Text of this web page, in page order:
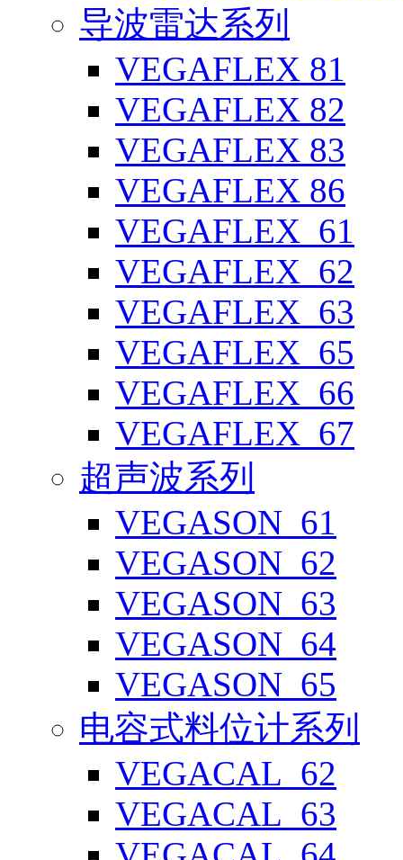
导波雷达系列
VEGAFLEX 81
VEGAFLEX 82
VEGAFLEX 83
VEGAFLEX 86
VEGAFLEX_61
VEGAFLEX_62
VEGAFLEX_63
VEGAFLEX_65
VEGAFLEX_66
VEGAFLEX_67
超声波系列
VEGASON_61
VEGASON_62
VEGASON_63
VEGASON_64
VEGASON_65
电容式料位计系列
VEGACAL_62
VEGACAL_63